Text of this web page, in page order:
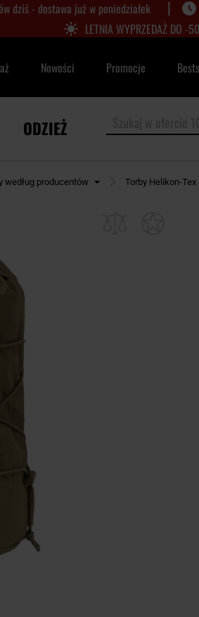
dziś - dostawa już w poniedziałek |
LETNIA WYPRZEDAŻ DO -
Nowości Promocje
ODZIEŻ
według producentów Torby Helikon-Tex